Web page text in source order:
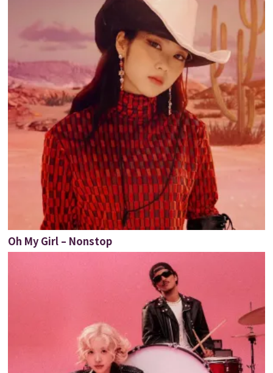
Oh My Girl – Nonstop